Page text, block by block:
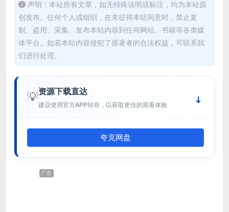
声明：本站所有文章，如无特殊说明或标注，均为本站原
创发布。任何个人或组织，在未征得本站同意时，禁止复
制、盗用、采集、发布本站内容到任何网站、书籍等各类媒
体平台。如若本站内容侵犯了原著者的合法权益，可联系我
们进行处理。
💡资源下载直达
建议使用官方APP转存，以获取更佳的观看体验
夸克网盘
广告